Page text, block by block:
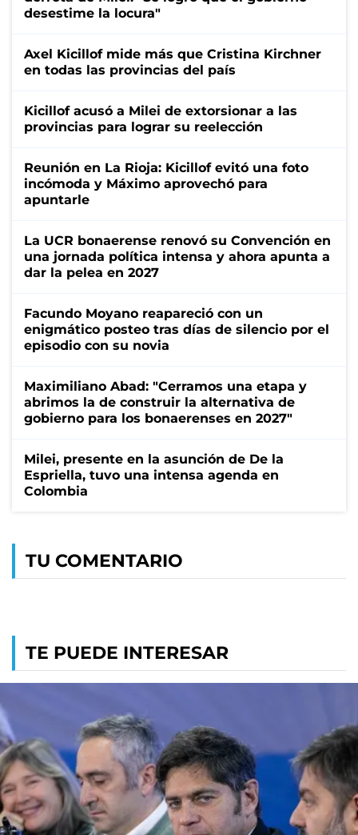
desestime la locura"
Axel Kicillof mide más que Cristina Kirchner
en todas las provincias del país
Kicillof acusó a Milei de extorsionar a las
provincias para lograr su reelección
Reunión en La Rioja: Kicillof evitó una foto
incómoda y Máximo aprovechó para
apuntarle
La UCR bonaerense renovó su Convención en
una jornada política intensa y ahora apunta a
dar la pelea en 2027
Facundo Moyano reapareció con un
enigmático posteo tras días de silencio por el
episodio con su novia
Maximiliano Abad: "Cerramos una etapa y
abrimos la de construir la alternativa de
gobierno para los bonaerenses en 2027"
Milei, presente en la asunción de De la
Espriella, tuvo una intensa agenda en
Colombia
TU COMENTARIO
TE PUEDE INTERESAR